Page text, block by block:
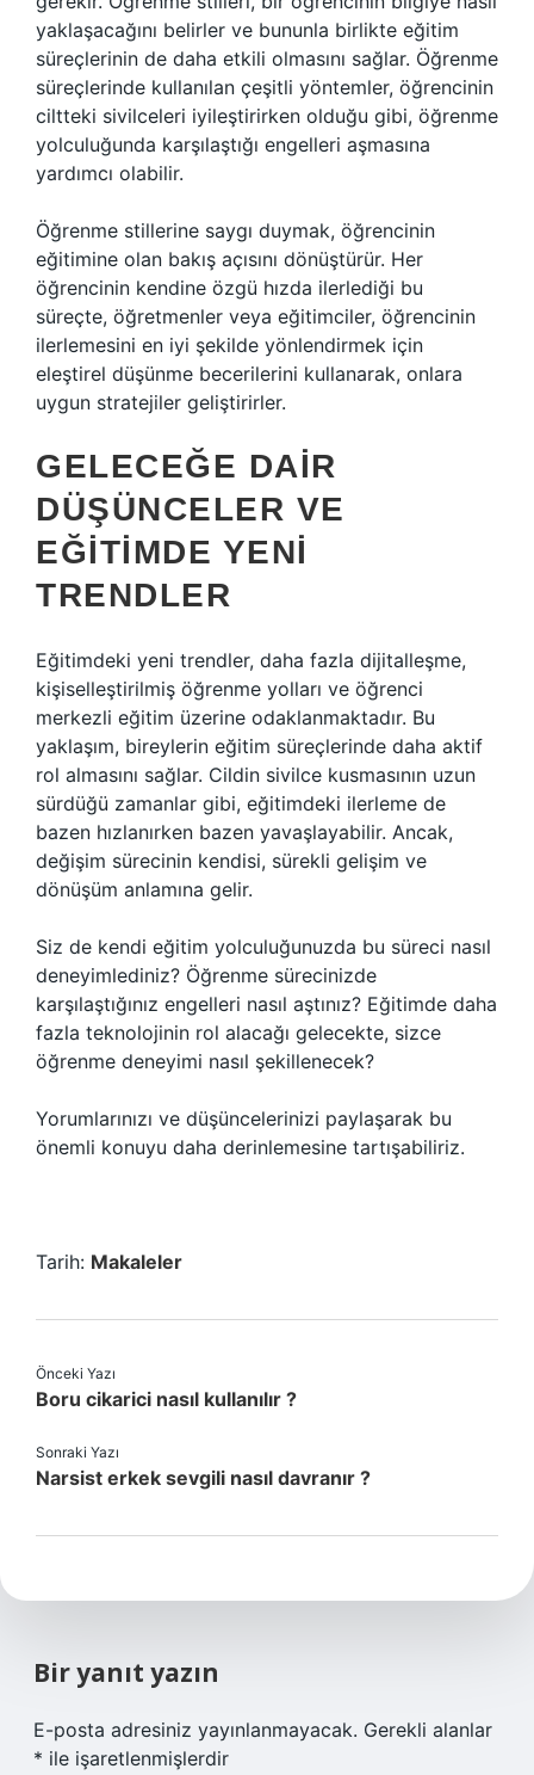
yaklaşacağını belirler ve bununla birlikte eğitim
süreçlerinin de daha etkili olmasını sağlar. Öğrenme
süreçlerinde kullanılan çeşitli yöntemler, öğrencinin
ciltteki sivilceleri iyileştirirken olduğu gibi, öğrenme
yolculuğunda karşılaştığı engelleri aşmasına
yardımcı olabilir.
Öğrenme stillerine saygı duymak, öğrencinin
eğitimine olan bakış açısını dönüştürür. Her
öğrencinin kendine özgü hızda ilerlediği bu
süreçte, öğretmenler veya eğitimciler, öğrencinin
ilerlemesini en iyi şekilde yönlendirmek için
eleştirel düşünme becerilerini kullanarak, onlara
uygun stratejiler geliştirirler.
GELECEĞE DAIR
DÜŞÜNCELER VE
EĞITIMDE YENI
TRENDLER
Eğitimdeki yeni trendler, daha fazla dijitalleşme,
kişiselleştirilmiş öğrenme yolları ve öğrenci
merkezli eğitim üzerine odaklanmaktadır. Bu
yaklaşım, bireylerin eğitim süreçlerinde daha aktif
rol almasını sağlar. Cildin sivilce kusmasının uzun
sürdüğü zamanlar gibi, eğitimdeki ilerleme de
bazen hızlanırken bazen yavaşlayabilir. Ancak,
değişim sürecinin kendisi, sürekli gelişim ve
dönüşüm anlamına gelir.
Siz de kendi eğitim yolculuğunuzda bu süreci nasıl
deneyimlediniz? Öğrenme sürecinizde
karşılaştığınız engelleri nasıl aştınız? Eğitimde daha
fazla teknolojinin rol alacağı gelecekte, sizce
öğrenme deneyimi nasıl şekillenecek?
Yorumlarınızı ve düşüncelerinizi paylaşarak bu
önemli konuyu daha derinlemesine tartışabiliriz.
Tarih: Makaleler
Önceki Yazı
Boru cikarici nasıl kullanılır ?
Sonraki Yazı
Narsist erkek sevgili nasıl davranır ?
Bir yanıt yazın
E-posta adresiniz yayınlanmayacak. Gerekli alanlar
* ile işaretlenmişlerdir